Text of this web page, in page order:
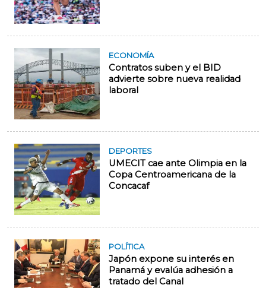
ECONOMÍA
Contratos suben y el BID
advierte sobre nueva realidad
laboral
DEPORTES
UMECIT cae ante Olimpia en la
Copa Centroamericana de la
Concacaf
POLÍTICA
Japón expone su interés en
Panamá y evalúa adhesión a
tratado del Canal